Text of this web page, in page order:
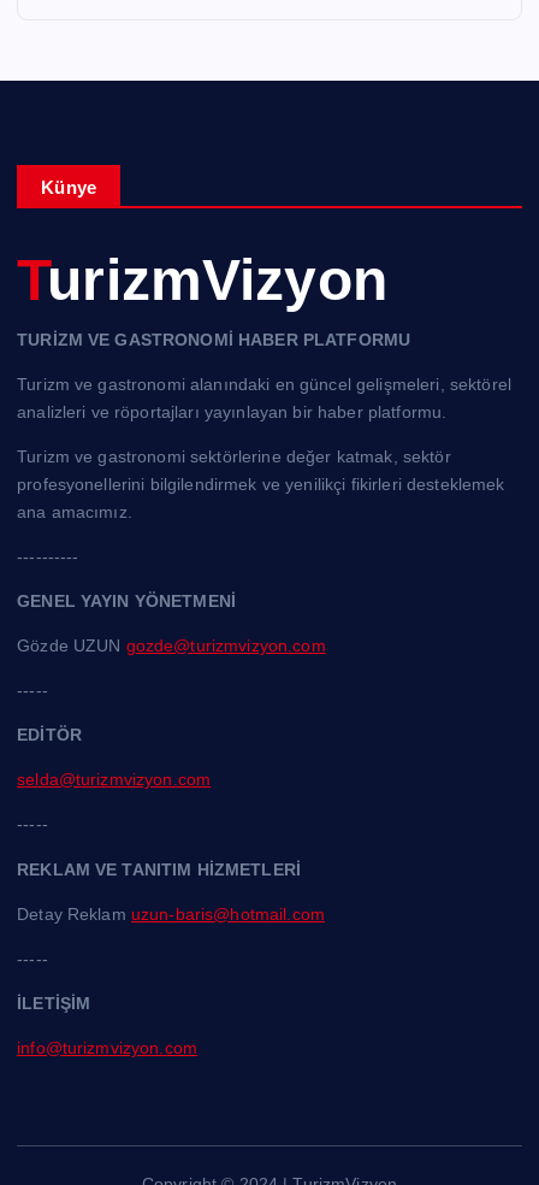
Künye
TurizmVizyon
TURİZM VE GASTRONOMİ HABER PLATFORMU
Turizm ve gastronomi alanındaki en güncel gelişmeleri, sektörel
analizleri ve röportajları yayınlayan bir haber platformu.
Turizm ve gastronomi sektörlerine değer katmak, sektör
profesyonellerini bilgilendirmek ve yenilikçi fikirleri desteklemek
ana amacımız.
----------
GENEL YAYIN YÖNETMENİ
Gözde UZUN gozde@turizmvizyon.com
-----
EDİTÖR
selda@turizmvizyon.com
-----
REKLAM VE TANITIM HİZMETLERİ
Detay Reklam uzun-baris@hotmail.com
-----
İLETİŞİM
info@turizmvizyon.com